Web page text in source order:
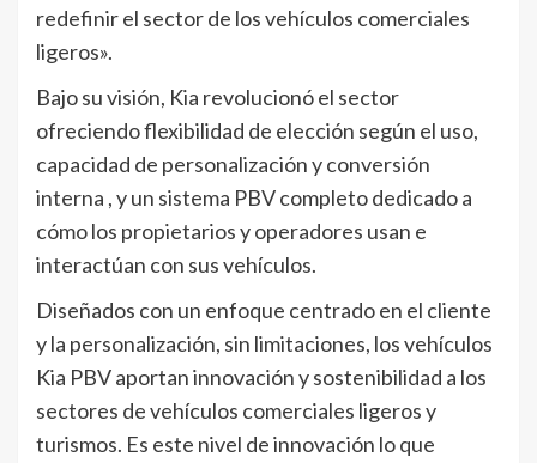
redefinir el sector de los vehículos comerciales
ligeros».
Bajo su visión, Kia revolucionó el sector
ofreciendo flexibilidad de elección según el uso,
capacidad de personalización y conversión
interna , y un sistema PBV completo dedicado a
cómo los propietarios y operadores usan e
interactúan con sus vehículos.
Diseñados con un enfoque centrado en el cliente
y la personalización, sin limitaciones, los vehículos
Kia PBV aportan innovación y sostenibilidad a los
sectores de vehículos comerciales ligeros y
turismos. Es este nivel de innovación lo que